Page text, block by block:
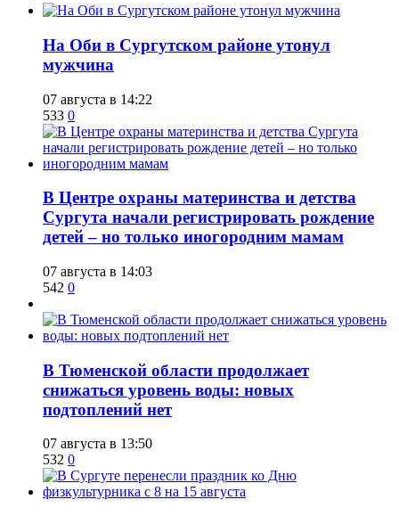
​На Оби в Сургутском районе утонул
мужчина
07 августа в 14:22
533 0
​В Центре охраны материнства и детства
Сургута начали регистрировать рождение
детей – но только иногородним мамам
07 августа в 14:03
542 0
​В Тюменской области продолжает
снижаться уровень воды: новых
подтоплений нет
07 августа в 13:50
532 0